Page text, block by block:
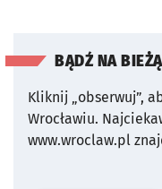
BĄDŹ NA
Kliknij „obserwuj”,
Wrocławiu.
www.wroclaw.pl